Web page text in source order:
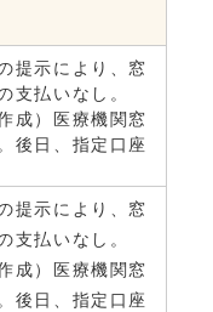
提示により、窓
支払いなし。
成）医療機関窓
後日、指定口座
提示により、窓
支払いなし。
成）医療機関窓
後日、指定口座